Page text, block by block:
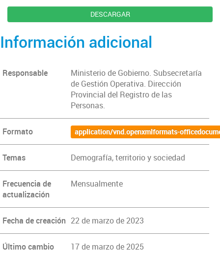
DESCARGAR
Información adicional
Responsable
Ministerio de Gobierno. Subsecretaría
de Gestión Operativa. Dirección
Provincial del Registro de las
Personas.
Formato application/vnd.openxmlformats-
Temas Demografía, territorio y sociedad
Frecuencia de
actualización
Mensualmente
Fecha de creación 22 de marzo de 2023
Último cambio 17 de marzo de 2025